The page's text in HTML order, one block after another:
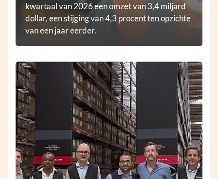
kwartaal van 2026 een omzet van 3,4 miljard
dollar, een stijging van 4,3 procent ten opzichte
van een jaar eerder.